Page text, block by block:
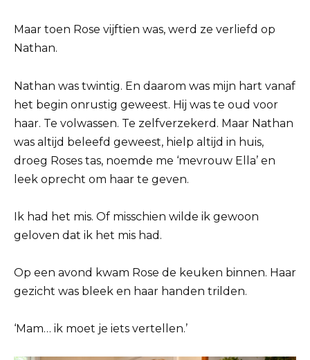
Maar toen Rose vijftien was, werd ze verliefd op
Nathan.
Nathan was twintig. En daarom was mijn hart vanaf
het begin onrustig geweest. Hij was te oud voor
haar. Te volwassen. Te zelfverzekerd. Maar Nathan
was altijd beleefd geweest, hielp altijd in huis,
droeg Roses tas, noemde me ‘mevrouw Ella’ en
leek oprecht om haar te geven.
Ik had het mis. Of misschien wilde ik gewoon
geloven dat ik het mis had.
Op een avond kwam Rose de keuken binnen. Haar
gezicht was bleek en haar handen trilden.
‘Mam… ik moet je iets vertellen.’